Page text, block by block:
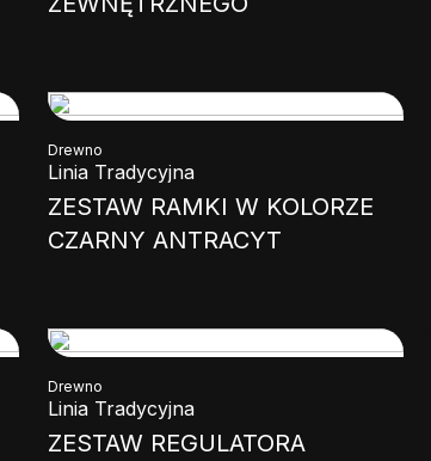
Drewno
Linia Tradycyjna
ZESTAW RAMKI W KOLORZE
CZARNY ANTRACYT
Drewno
Linia Tradycyjna
ZESTAW REGULATORA